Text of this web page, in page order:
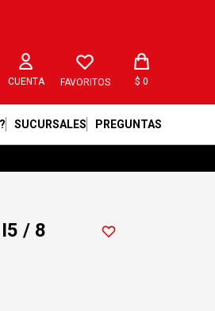
SUCURSALES PREGUNTAS
FAVORITOS $ 0
/ 8